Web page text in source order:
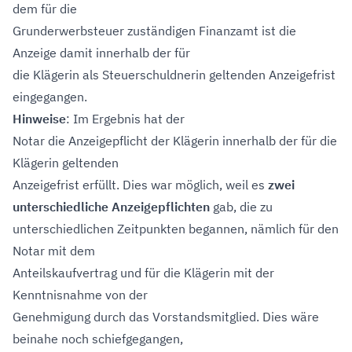
dem für die
Grunderwerbsteuer zuständigen Finanzamt ist die
Anzeige damit innerhalb der für
die Klägerin als Steuerschuldnerin geltenden Anzeigefrist
eingegangen.
Hinweise: Im Ergebnis hat der
Notar die Anzeigepflicht der Klägerin innerhalb der für die
Klägerin geltenden
Anzeigefrist erfüllt. Dies war möglich, weil es zwei
unterschiedliche Anzeigepflichten gab, die zu
unterschiedlichen Zeitpunkten begannen, nämlich für den
Notar mit dem
Anteilskaufvertrag und für die Klägerin mit der
Kenntnisnahme von der
Genehmigung durch das Vorstandsmitglied. Dies wäre
beinahe noch schiefgegangen,